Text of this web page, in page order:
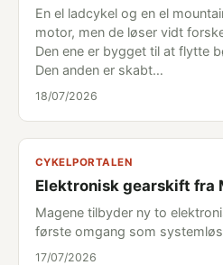
En el ladcykel og en el
motor, men de løser vidt
Den ene er bygget til at flytte
Den anden er skabt…
18/07/2026
CYKELPORTALEN
Elektronisk gearskift fra
Magene tilbyder ny to
første omgang som
17/07/2026